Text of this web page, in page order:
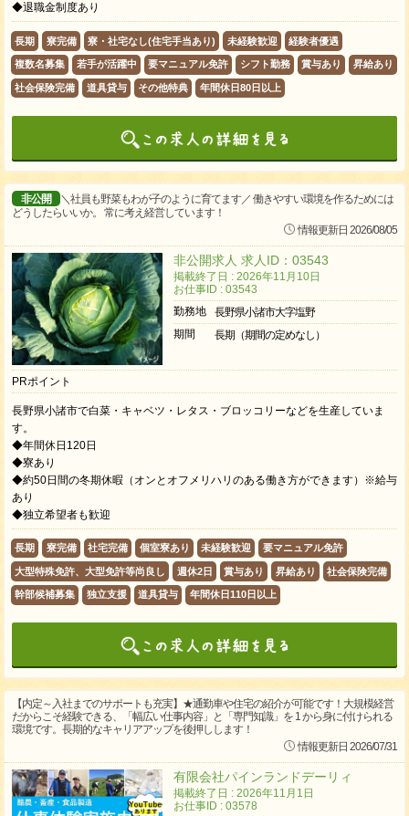
◆退職金制度あり
長期 寮完備 寮・社宅なし(住宅手当あり) 未経験歓迎 経験者優遇
複数名募集 若手が活躍中 要マニュアル免許 シフト勤務 賞与あり 昇給あり
社会保険完備 道具貸与 その他特典 年間休日80日以上
非公開
＼社員も野菜もわが子のように育てます／ 働きやすい環境を作るためには
どうしたらいいか。 常に考え経営しています！
情報更新日 2026/08/05
非公開求人 求人ID：03543
掲載終了日 : 2026年11月10日
お仕事ID : 03543
勤務地
長野県小諸市大字塩野
期間
長期（期間の定めなし）
PRポイント
長野県小諸市で白菜・キャベツ・レタス・ブロッコリーなどを生産していま
す。
◆年間休日120日
◆寮あり
◆約50日間の冬期休暇（オンとオフメリハリのある働き方ができます）※給与
あり
◆独立希望者も歓迎
長期 寮完備 社宅完備 個室寮あり 未経験歓迎 要マニュアル免許
大型特殊免許、大型免許等尚良し 週休2日 賞与あり 昇給あり 社会保険完備
幹部候補募集 独立支援 道具貸与 年間休日110日以上
【内定～入社までのサポートも充実】★通勤車や住宅の紹介が可能です！大規模経営
だからこそ経験できる、「幅広い仕事内容」と「専門知識」を 1 から身に付けられる
環境です。長期的なキャリアアップを後押しします！
情報更新日 2026/07/31
有限会社パインランドデーリィ
掲載終了日 : 2026年11月1日
お仕事ID : 03578